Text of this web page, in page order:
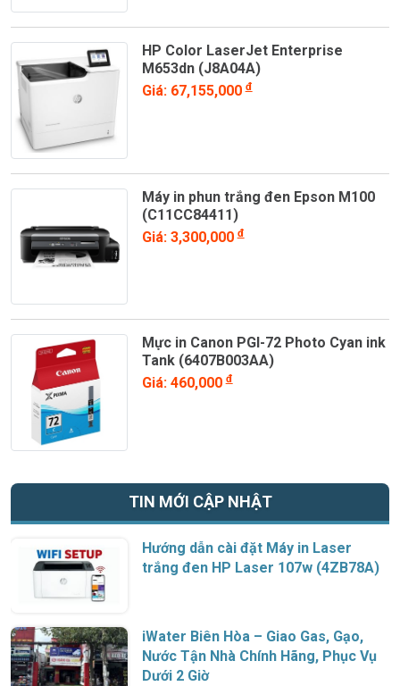
HP Color LaserJet Enterprise
M653dn (J8A04A)
Giá: 67,155,000đ
Máy in phun trắng đen Epson M100
(C11CC84411)
Giá: 3,300,000đ
Mực in Canon PGI-72 Photo Cyan ink
Tank (6407B003AA)
Giá: 460,000đ
TIN MỚI CẬP NHẬT
Hướng dẫn cài đặt Máy in Laser
trắng đen HP Laser 107w (4ZB78A)
iWater Biên Hòa – Giao Gas, Gạo,
Nước Tận Nhà Chính Hãng, Phục Vụ
Dưới 2 Giờ